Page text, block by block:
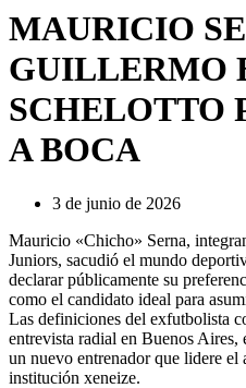
MAURICIO
GUILLERMO
SCHELOTTO
A BOCA
3 de junio de 2026
Mauricio «Chicho» Serna,
Juniors, sacudió el mundo
declarar públicamente su
como el candidato ideal para
Las definiciones del exfutbolista
entrevista radial en Buenos Aires,
un nuevo entrenador que lidere
institución xeneize.